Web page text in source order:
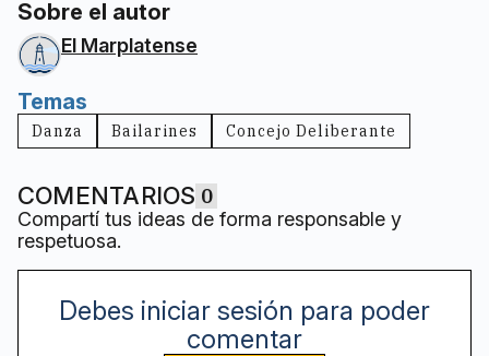
Sobre el autor
El Marplatense
Temas
Danza Bailarines Concejo Deliberante
COMENTARIOS 0
Compartí tus ideas de forma responsable y
respetuosa.
Debes iniciar sesión para poder
comentar